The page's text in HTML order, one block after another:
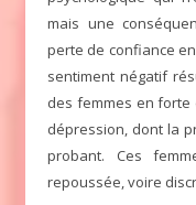
mais une
perte de confiance
sentiment négatif
des femmes en forte
dépression, dont la
probant. Ces
repoussée, voire